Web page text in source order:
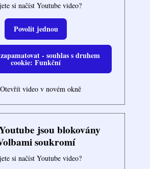
si načíst Youtube video?
Povolit jednou
- souhlas s druhem
cookie: Funkční
video v novém okně
jsou blokovány
soukromí
si načíst Youtube video?